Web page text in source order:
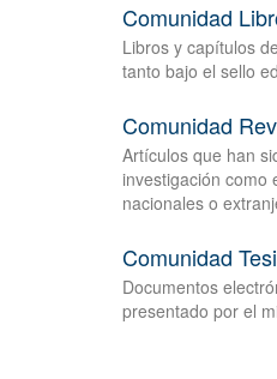
Comunidad
Libros y capítulos
tanto bajo el sello
Comunidad
Artículos que han
investigación como
nacionales o
Comunidad
Documentos
presentado por el